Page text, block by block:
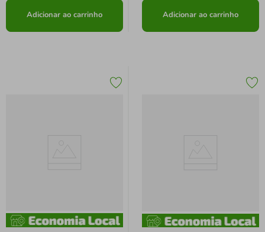
Adicionar ao carrinho Adicionar ao carrinho